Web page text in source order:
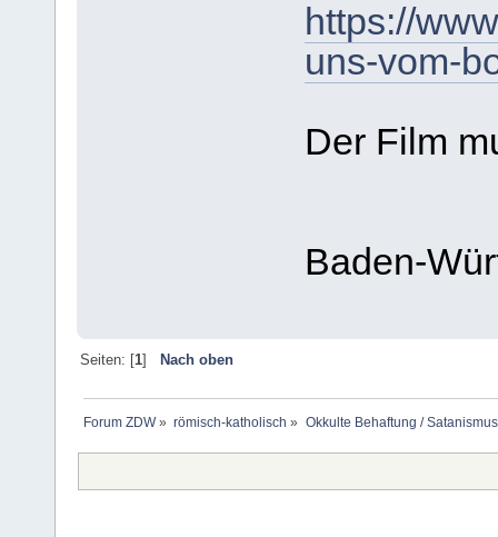
https://
uns-vom-
Der Film
Baden-
Seiten: [1] Nach oben
Forum ZDW» römisch-katholisch » Okkulte Behaftung /